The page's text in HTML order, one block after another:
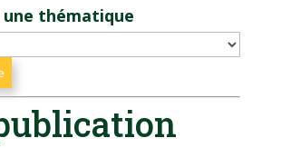
une thématique